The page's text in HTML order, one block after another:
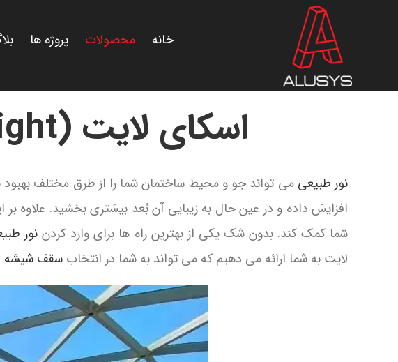
خانه محصولات پروژه ها
اسکای لایت (Skylight): هر آنچه باید دانست
نور طبیعی می تواند جو و محیط ساختمان شما را از طرق مختلف
افزایش داده و در عین حال به زیبایی آن بُعد بیشتری بخشید. علاوه بر
شما کمک کند. بدون شک یکی از بهترین راه ها برای وارد کردن نور
لایت به شما ارائه می دهیم که می تواند به شما در انتخاب سقف شیشه